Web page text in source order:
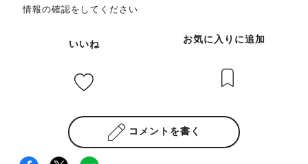
情報の確認をしてください
いいね お気に入りに追加
コメントを書く
人気のキーワード